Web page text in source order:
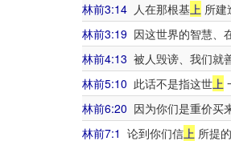
林前3:14 人在那根基上 所建
林前3:19 因这世界的智慧
林前4:13 被人毁谤、我们就
林前5:10 此话不是指这世上
林前6:20 因为你们是重价买
林前7:1 论到你们信上 所提